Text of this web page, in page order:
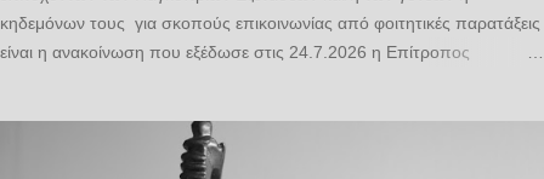
κηδεμόνων τους για σκοπούς επικοινωνίας από φοιτητικές παρατάξεις
είναι η ανακοίνωση που εξέδωσε στις 24.7.2026 η Επίτροπος
προσωπικών δεδομένων επιτυχόντων και/ή των γονέων ή κηδεμόνων
τους για σκοπούς επικοινωνίας από φοιτητικές παρατάξεις τέθηκε ήδη